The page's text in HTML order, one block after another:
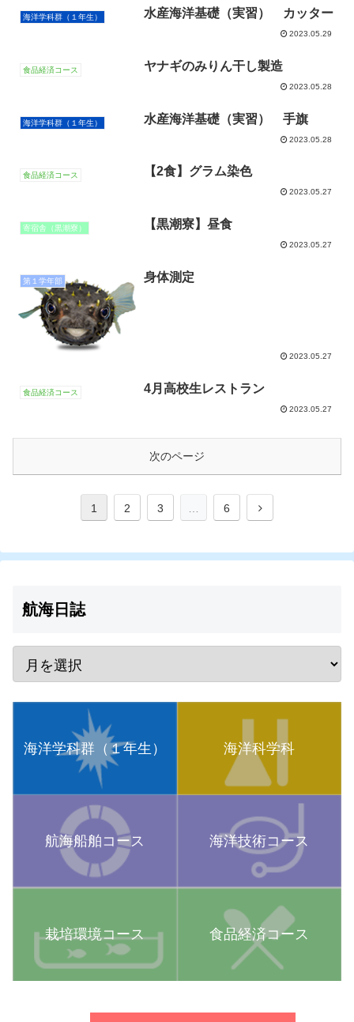
海洋学科群（１年生） 水産海洋基礎（実習） カッター
2023.05.29
食品経済コース ヤナギのみりん干し製造
2023.05.28
海洋学科群（１年生） 水産海洋基礎（実習） 手旗
2023.05.28
食品経済コース 【2食】グラム染色
2023.05.27
寄宿舎（黒潮寮） 【黒潮寮】昼食
2023.05.27
第１学年部 身体測定
2023.05.27
食品経済コース 4月高校生レストラン
2023.05.27
次のページ
1 2 3 6
航海日誌
海洋学科群（１年生） 海洋科学科
航海船舶コース 海洋技術コース
栽培環境コース 食品経済コース